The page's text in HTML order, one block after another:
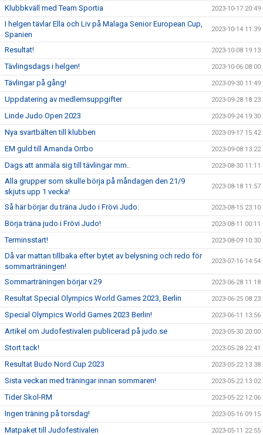
Klubbkväll med Team Sportia 2023-10-17 20:49
I helgen tävlar Ella och Liv på Malaga Senior European Cup,
Spanien
2023-10-14 11:39
Resultat! 2023-10-08 19:13
Tävlingsdags i helgen! 2023-10-06 08:00
Tävlingar på gång! 2023-09-30 11:49
Uppdatering av medlemsuppgifter 2023-09-28 18:23
Linde Judo Open 2023 2023-09-24 19:30
Nya svartbälten till klubben 2023-09-17 15:42
EM guld till Amanda Orrbo 2023-09-08 13:22
Dags att anmäla sig till tävlingar mm.. 2023-08-30 11:11
Alla grupper som skulle börja på måndagen den 21/9
skjuts upp 1 vecka!
2023-08-18 11:57
Så här börjar du träna Judo i Frövi Judo: 2023-08-15 23:10
Börja träna judo i Frövi Judo! 2023-08-11 00:11
Terminsstart! 2023-08-09 10:30
Då var mattan tillbaka efter bytet av belysning och redo för
sommarträningen!
2023-07-16 14:54
Sommarträningen börjar v.29 2023-06-28 11:18
Resultat Special Olympics World Games 2023, Berlin 2023-06-25 08:23
Special Olympics World Games 2023 Berlin! 2023-06-11 13:56
Artikel om Judofestivalen publicerad på judo.se 2023-05-30 20:00
Stort tack! 2023-05-28 22:41
Resultat Budo Nord Cup 2023 2023-05-22 13:38
Sista veckan med träningar innan sommaren! 2023-05-22 13:02
Tider Skol-RM 2023-05-22 12:06
Ingen träning på torsdag! 2023-05-16 09:15
Matpaket till Judofestivalen 2023-05-11 22:55